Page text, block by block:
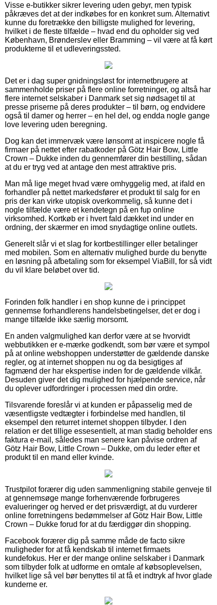
Visse e-butikker sikrer levering uden gebyr, men typisk
påkræves det at der indkøbes for en konkret sum. Alternativt
kunne du foretrække den billigste mulighed for levering,
hvilket i de fleste tilfælde – hvad end du opholder sig ved
København, Brønderslev eller Bramming – vil være at få kørt
produkterne til et udleveringssted.
Det er i dag super gnidningsløst for internetbrugere at
sammenholde priser på flere online forretninger, og altså har
flere internet selskaber i Danmark set sig nødsaget til at
presse priserne på deres produkter – til børn, og endvidere
også til damer og herrer – en hel del, og endda nogle gange
love levering uden beregning.
Dog kan det immervæk være lønsomt at inspicere nogle få
firmaer på nettet efter rabatkoder på Götz Hair Bow, Little
Crown – Dukke inden du gennemfører din bestilling, sådan
at du er tryg ved at antage den mest attraktive pris.
Man må lige meget hvad være omhyggelig med, at ifald en
forhandler på nettet markedsfører et produkt til salg for en
pris der kan virke utopisk overkommelig, så kunne det i
nogle tilfælde være et kendetegn på en fup online
virksomhed. Kortkøb er i hvert fald dækket ind under en
ordning, der skærmer en imod snydagtige online outlets.
Generelt slår vi et slag for kortbestillinger eller betalinger
med mobilen. Som en alternativ mulighed burde du benytte
en løsning på afbetaling som for eksempel ViaBill, for så vidt
du vil klare beløbet over tid.
Forinden folk handler i en shop kunne de i princippet
gennemse forhandlerens handelsbetingelser, det er dog i
mange tilfælde ikke særlig morsomt.
En anden valgmulighed kan derfor være at se hvorvidt
webbutikken er e-mærke godkendt, som bør være et sympol
på at online webshoppen understøtter de gældende danske
regler, og at internet shoppen nu og da besigtiges af
fagmænd der har ekspertise inden for de gældende vilkår.
Desuden giver det dig mulighed for hjælpende service, når
du oplever udfordringer i processen med din ordre.
Tilsvarende foreslår vi at kunden er påpasselig med de
væsentligste vedtægter i forbindelse med handlen, til
eksempel den returret internet shoppen tilbyder. I den
relation er det tillige essesentielt, at man stadig beholder ens
faktura e-mail, således man senere kan påvise ordren af
Götz Hair Bow, Little Crown – Dukke, om du leder efter et
produkt til en mand eller kvinde.
Trustpilot forærer dig uden sammenligning stabile genveje til
at gennemsøge mange forhenværende forbrugeres
evalueringer og herved er det prisværdigt, at du vurderer
online forretningens bedømmelser af Götz Hair Bow, Little
Crown – Dukke forud for at du færdiggør din shopping.
Facebook forærer dig på samme måde de facto sikre
muligheder for at få kendskab til internet firmaets
kundefokus. Her er der mange online selskaber i Danmark
som tilbyder folk at udforme en omtale af købsoplevelsen,
hvilket lige så vel bør benyttes til at få et indtryk af hvor glade
kunderne er.